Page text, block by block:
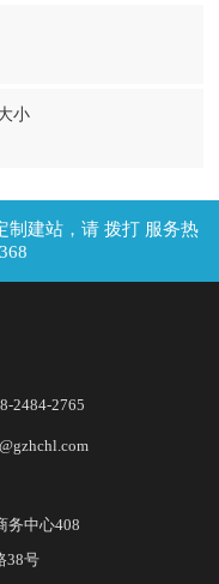
小
拨打 服务热
2484-2765
务中心408
38号